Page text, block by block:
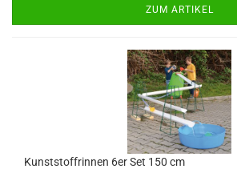
ZUM ARTIKEL
Kunststoffrinnen 6er Set 150 cm